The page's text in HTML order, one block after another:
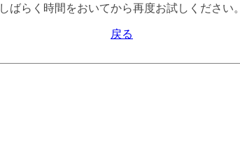
しばらく時間をおいてから再度お試しください。
戻る